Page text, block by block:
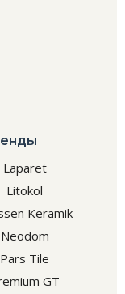
Laparet
Litokol
Keramik
Neodom
Pars Tile
GT